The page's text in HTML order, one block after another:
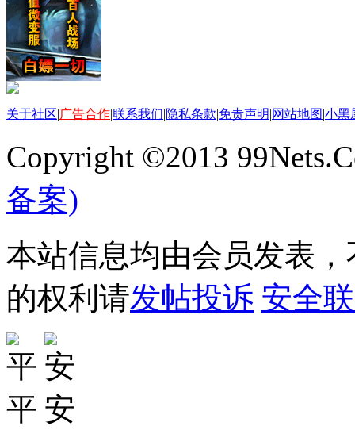
关于社区|广告合作|联系我们|隐私条款|免责声明|网站地图|小黑
Copyright ©2013
备案)
本站信息均由会员发表
的权利请发帖投诉 安全